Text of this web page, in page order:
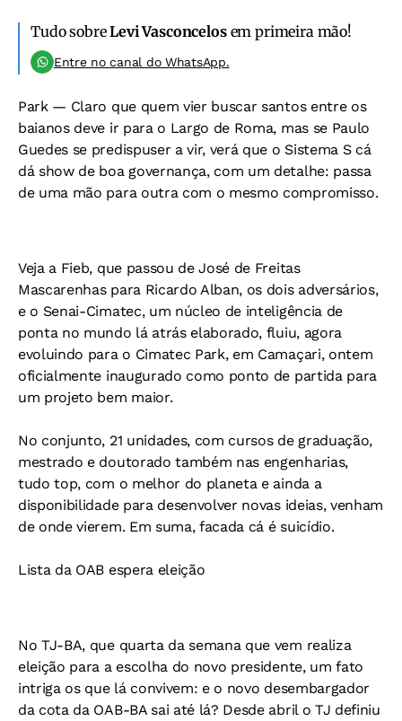
Tudo sobreLevi Vasconcelosem primeira mão!
Entre no canal do WhatsApp.
Park — Claro que quem vier buscar santos entre os
baianos deve ir para o Largo de Roma, mas se Paulo
Guedes se predispuser a vir, verá que o Sistema S cá
dá show de boa governança, com um detalhe: passa
de uma mão para outra com o mesmo compromisso.
Veja a Fieb, que passou de José de Freitas
Mascarenhas para Ricardo Alban, os dois adversários,
e o Senai-Cimatec, um núcleo de inteligência de
ponta no mundo lá atrás elaborado, fluiu, agora
evoluindo para o Cimatec Park, em Camaçari, ontem
oficialmente inaugurado como ponto de partida para
um projeto bem maior.
No conjunto, 21 unidades, com cursos de graduação,
mestrado e doutorado também nas engenharias,
tudo top, com o melhor do planeta e ainda a
disponibilidade para desenvolver novas ideias, venham
de onde vierem. Em suma, facada cá é suicídio.
Lista da OAB espera eleição
No TJ-BA, que quarta da semana que vem realiza
eleição para a escolha do novo presidente, um fato
intriga os que lá convivem: e o novo desembargador
da cota da OAB-BA sai até lá? Desde abril o TJ definiu